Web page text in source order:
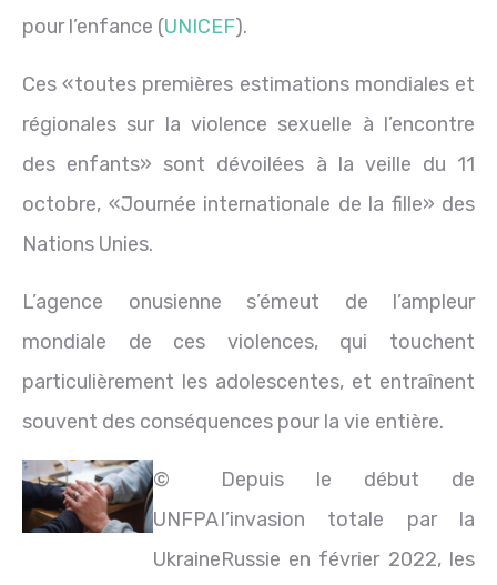
pour l’enfance (UNICEF).
Ces «toutes premières estimations mondiales et
régionales sur la violence sexuelle à l’encontre
des enfants» sont dévoilées à la veille du 11
octobre, «Journée internationale de la fille» des
Nations Unies.
L’agence onusienne s’émeut de l’ampleur
mondiale de ces violences, qui touchent
particulièrement les adolescentes, et entraînent
souvent des conséquences pour la vie entière.
©
UNFPA
Ukraine
Depuis le début de
l’invasion totale par la
Russie en février 2022, les